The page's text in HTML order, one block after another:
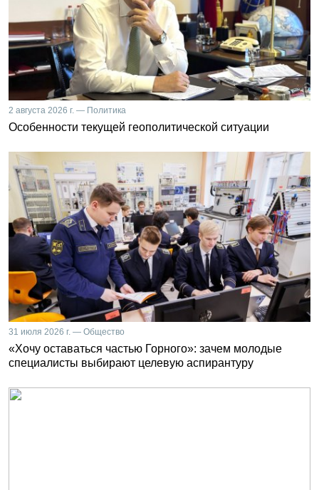
2 августа 2026 г. — Политика
Особенности текущей геополитической ситуации
31 июля 2026 г. — Общество
«Хочу оставаться частью Горного»: зачем молодые
специалисты выбирают целевую аспирантуру